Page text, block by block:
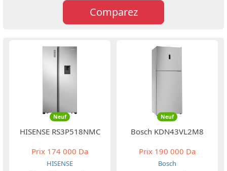
Comparez
Neuf
HISENSE RS3P518NMC
Prix 174 000 Da
HISENSE
Neuf
Bosch KDN43VL2M8
Prix 190 000 Da
Bosch